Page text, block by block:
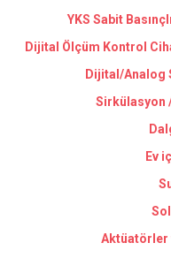
YKS Sabit
Dijital Ölçüm Kontrol
Dijital/Analog
Sirkülasyon
Ev
Aktüatörler